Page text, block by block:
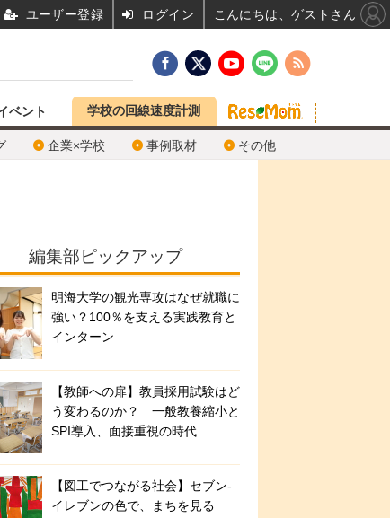
企業×学校 事例取材 その他
ベント 学校の回線速度計測
編集部ピックアップ
明海大学の観光専攻はなぜ就職に
強い？100％を支える実践教育と
インターン
【教師への扉】教員採用試験はど
う変わるのか？ 一般教養縮小と
SPI導入、面接重視の時代
【図工でつながる社会】セブン‐
イレブンの色で、まちを見る
ユーザー登録 ログイン こんにちは、ゲストさん